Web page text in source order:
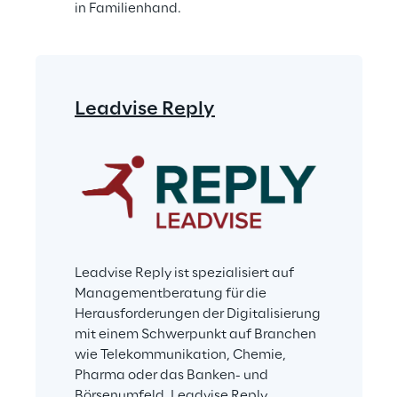
in Familienhand.
Leadvise Reply
Leadvise Reply ist spezialisiert auf
Managementberatung für die
Herausforderungen der Digitalisierung
mit einem Schwerpunkt auf Branchen
wie Telekommunikation, Chemie,
Pharma oder das Banken- und